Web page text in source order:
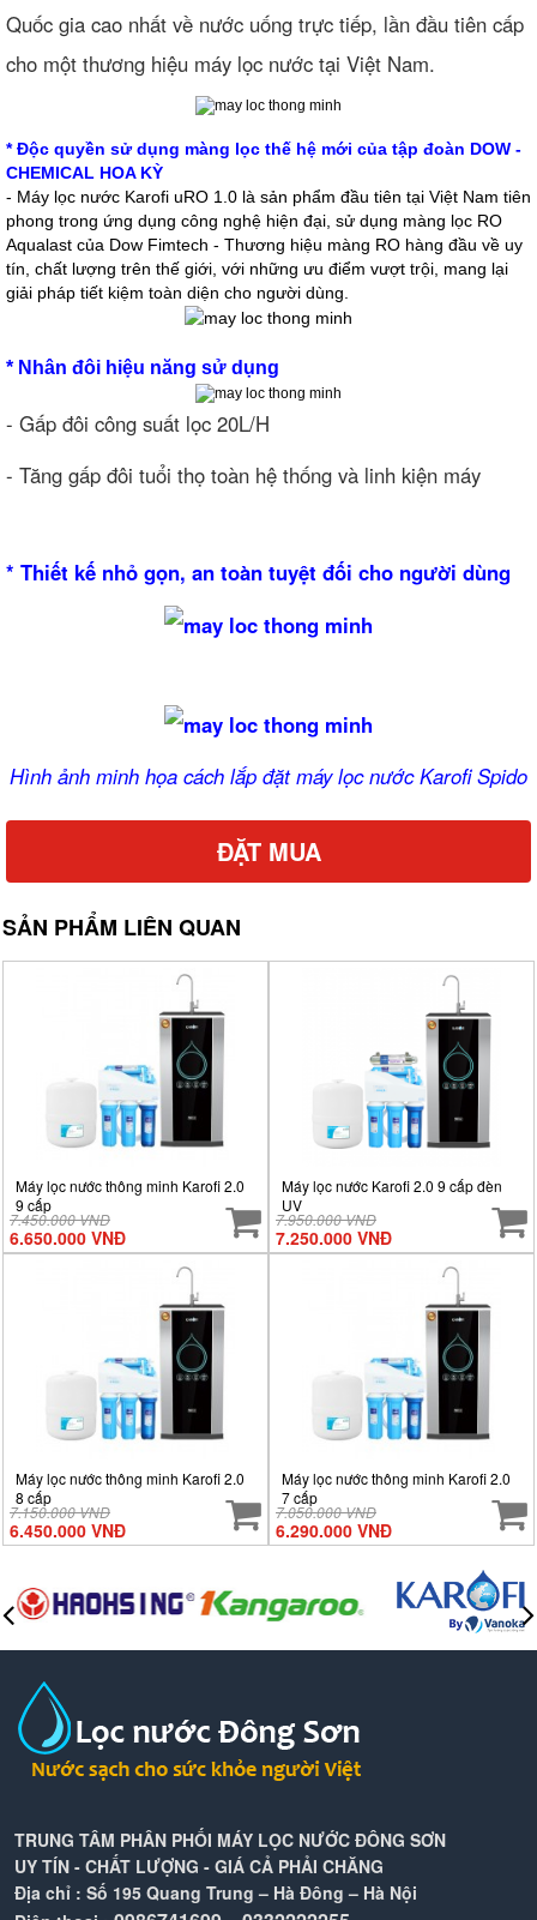
Quốc gia cao nhất về nước uống trực tiếp, lần đầu tiên cấp
cho một thương hiệu máy lọc nước tại Việt Nam.
* Độc quyền sử dụng màng lọc thế hệ mới của tập đoàn DOW -
CHEMICAL HOA KỲ
- Máy lọc nước Karofi uRO 1.0 là sản phẩm đầu tiên tại Việt Nam tiên
phong trong ứng dụng công nghệ hiện đại, sử dụng màng lọc RO
Aqualast của Dow Fimtech - Thương hiệu màng RO hàng đầu về uy
tín, chất lượng trên thế giới, với những ưu điểm vượt trội, mang lại
giải pháp tiết kiệm toàn diện cho người dùng.
* Nhân đôi hiệu năng sử dụng
- Gấp đôi công suất lọc 20L/H
- Tăng gấp đôi tuổi thọ toàn hệ thống và linh kiện máy
* Thiết kế nhỏ gọn, an toàn tuyệt đối cho người dùng
Hình ảnh minh họa cách lắp đặt máy lọc nước Karofi Spido
ĐẶT MUA
SẢN PHẨM LIÊN QUAN
Máy lọc nước thông minh Karofi 2.0
9 cấp
7.450.000 VNĐ
6.650.000 VNĐ
Máy lọc nước Karofi 2.0 9 cấp đèn
UV
7.950.000 VNĐ
7.250.000 VNĐ
Máy lọc nước thông minh Karofi 2.0
8 cấp
7.150.000 VNĐ
6.450.000 VNĐ
Máy lọc nước thông minh Karofi 2.0
7 cấp
7.050.000 VNĐ
6.290.000 VNĐ
TRUNG TÂM PHÂN PHỐI MÁY LỌC NƯỚC ĐÔNG SƠN
UY TÍN - CHẤT LƯỢNG - GIÁ CẢ PHẢI CHĂNG
Địa chỉ : Số 195 Quang Trung – Hà Đông – Hà Nội